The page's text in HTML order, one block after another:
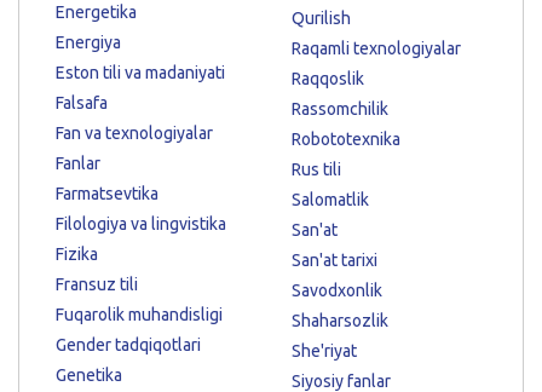
Energetika
Energiya
Eston tili va madaniyati
Falsafa
Fan va texnologiyalar
Fanlar
Farmatsevtika
Filologiya va lingvistika
Fizika
Fransuz tili
Fuqarolik muhandisligi
Gender tadqiqotlari
Genetika
Qurilish
Raqamli texnologiyalar
Raqqoslik
Rassomchilik
Robototexnika
Rus tili
Salomatlik
San'at
San'at tarixi
Savodxonlik
Shaharsozlik
She'riyat
Siyosiy fanlar